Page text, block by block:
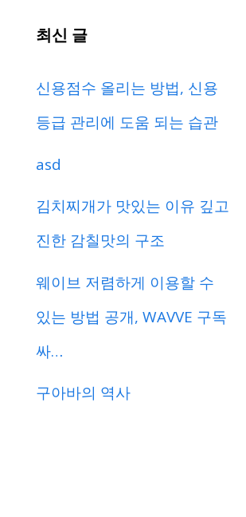
최신 글
신용점수 올리는 방법, 신용
등급 관리에 도움 되는 습관
asd
김치찌개가 맛있는 이유 깊고
진한 감칠맛의 구조
웨이브 저렴하게 이용할 수
있는 방법 공개, WAVVE 구독
싸…
구아바의 역사